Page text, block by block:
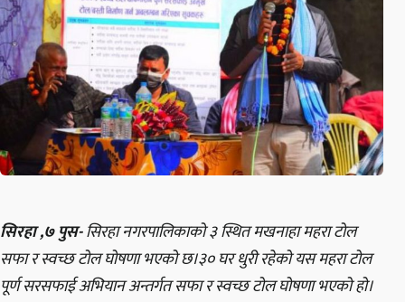
सिरहा ,७ पुस-सिरहा नगरपालिकाको ३ स्थित मखनाहा महरा टोल
सफा र स्वच्छ टोल घोषणा भएको छ।३० घर धुरी रहेको यस महरा टोल
पूर्ण सरसफाई अभियान अन्तर्गत सफा र स्वच्छ टोल घोषणा भएको हो।